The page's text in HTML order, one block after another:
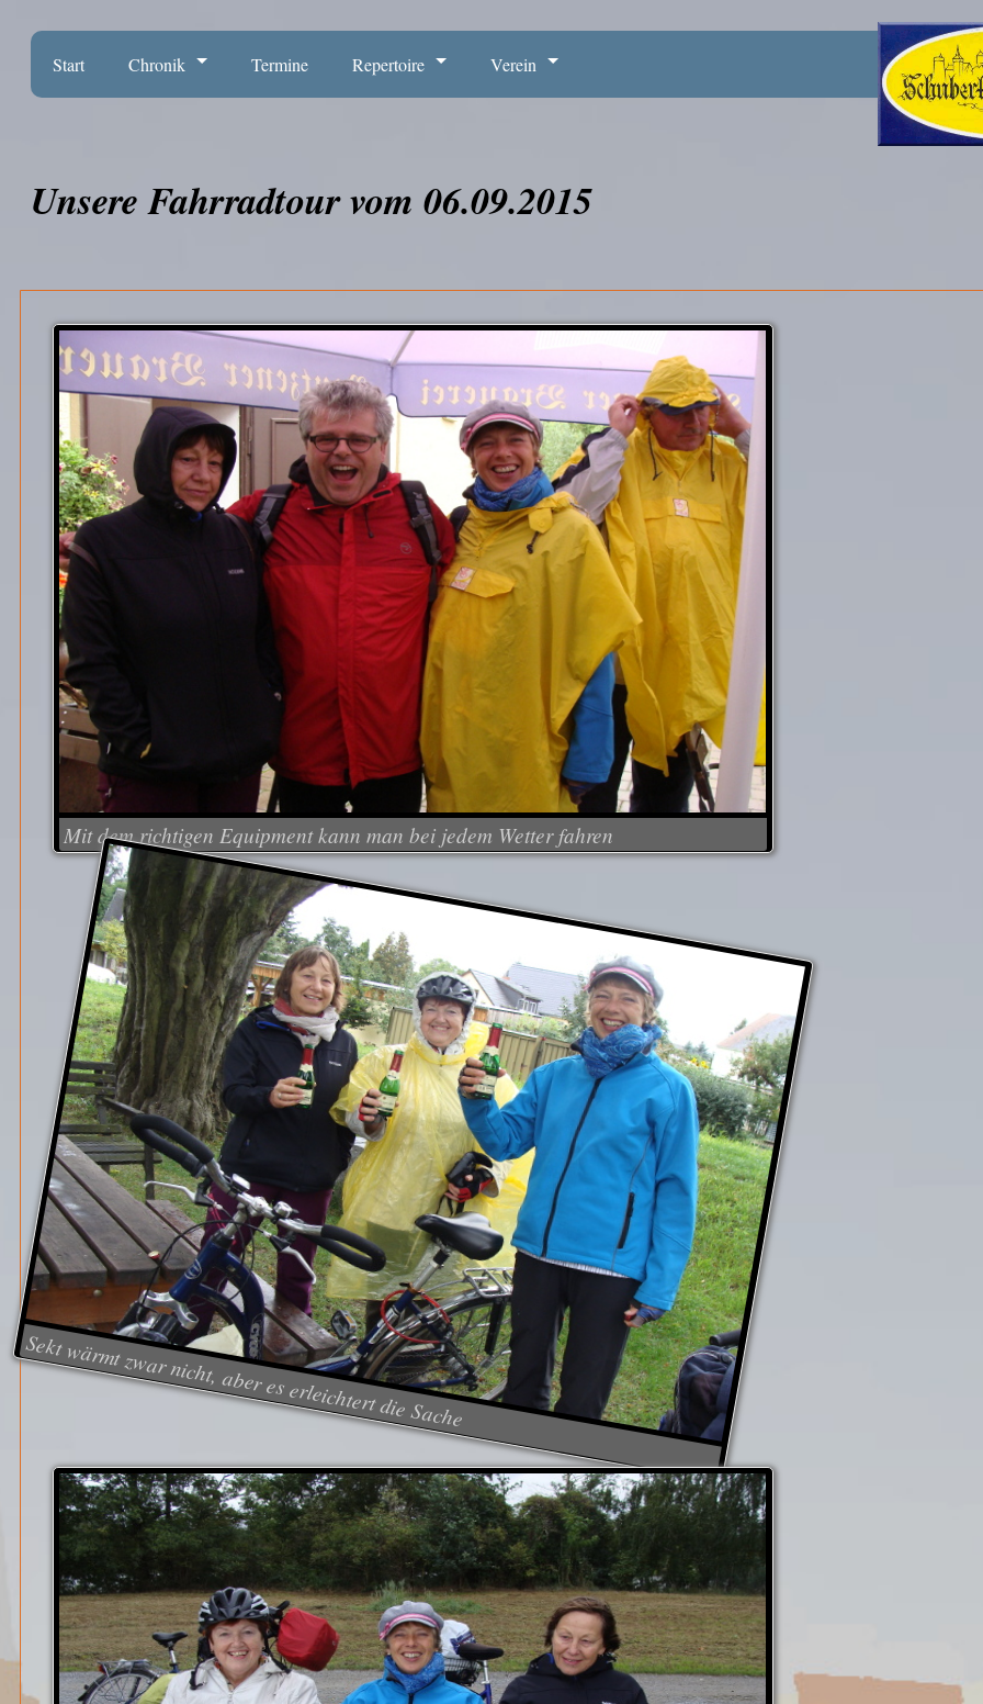
Start Chronik Termine Repertoire Verein
Unsere Fahrradtour vom 06.09.2015
Mit dem richtigen Equipment kann man bei jedem Wetter fahren
Sekt wärmt zwar nicht, aber es erleichtert die Sache